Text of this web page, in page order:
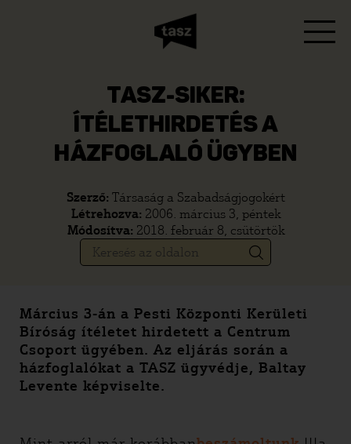
TASZ-SIKER:
ÍTÉLETHIRDETÉS A
HÁZFOGLALÓ ÜGYBEN
Szerző: Társaság a Szabadságjogokért
Létrehozva: 2006. március 3, péntek
Módosítva: 2018. február 8, csütörtök
Március 3-án a Pesti Központi Kerületi
Bíróság ítéletet hirdetett a Centrum
Csoport ügyében. Az eljárás során a
házfoglalókat a TASZ ügyvédje, Baltay
Levente képviselte.